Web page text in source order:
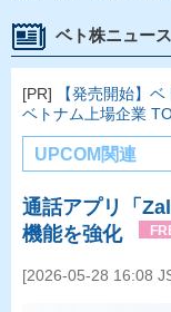
ベト株ニュース
[PR]
【発売開始】
ベトナム上場企業
UPCOM関連
通話アプリ「
機能を強化
[2026-05-28 16:08